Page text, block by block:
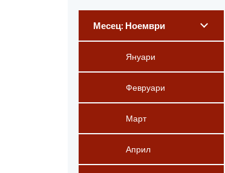
Месец: Ноември
Януари
Февруари
Март
Април